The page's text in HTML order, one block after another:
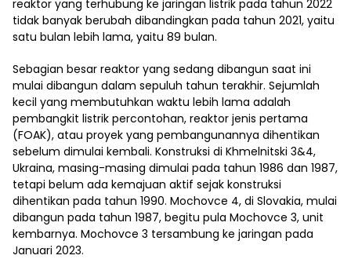
reaktor yang terhubung ke jaringan listrik pada tahun 2022
tidak banyak berubah dibandingkan pada tahun 2021, yaitu
satu bulan lebih lama, yaitu 89 bulan.
Sebagian besar reaktor yang sedang dibangun saat ini
mulai dibangun dalam sepuluh tahun terakhir. Sejumlah
kecil yang membutuhkan waktu lebih lama adalah
pembangkit listrik percontohan, reaktor jenis pertama
(FOAK), atau proyek yang pembangunannya dihentikan
sebelum dimulai kembali. Konstruksi di Khmelnitski 3&4,
Ukraina, masing-masing dimulai pada tahun 1986 dan 1987,
tetapi belum ada kemajuan aktif sejak konstruksi
dihentikan pada tahun 1990. Mochovce 4, di Slovakia, mulai
dibangun pada tahun 1987, begitu pula Mochovce 3, unit
kembarnya. Mochovce 3 tersambung ke jaringan pada
Januari 2023.